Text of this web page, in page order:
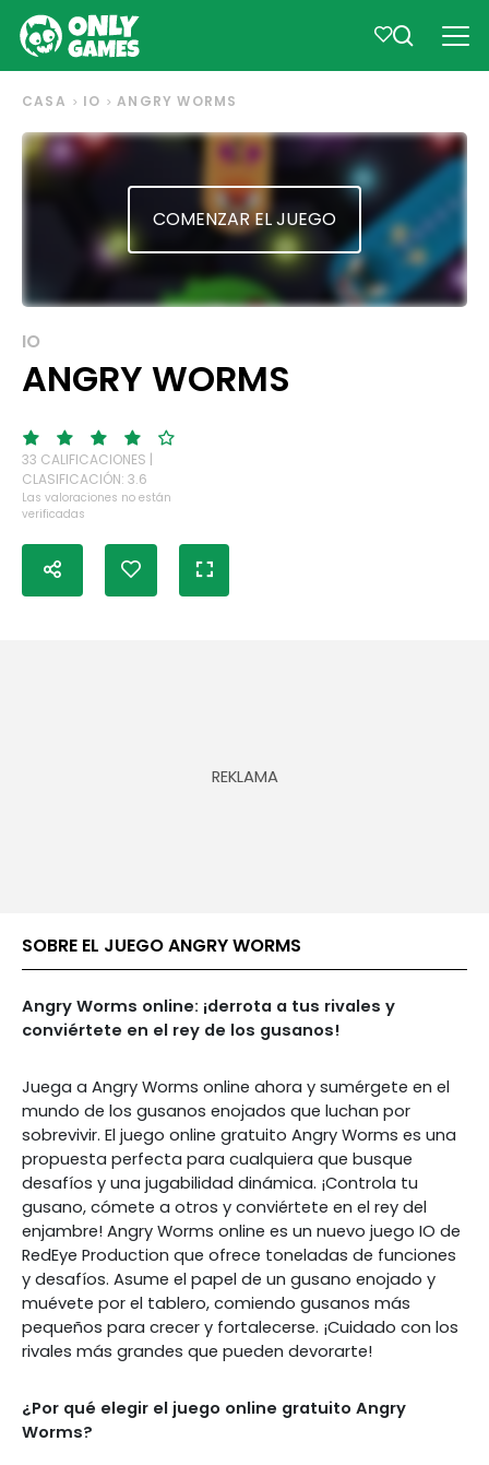
CASA IO ANGRY WORMS
COMENZAR EL JUEGO
IO
ANGRY WORMS
33 CALIFICACIONES |
CLASIFICACIÓN: 3.6
Las valoraciones no están
verificadas
SOBRE EL JUEGO ANGRY WORMS
Angry Worms online: ¡derrota a tus rivales y
conviértete en el rey de los gusanos!
Juega a Angry Worms online ahora y sumérgete en el
mundo de los gusanos enojados que luchan por
sobrevivir. El juego online gratuito Angry Worms es una
propuesta perfecta para cualquiera que busque
desafíos y una jugabilidad dinámica. ¡Controla tu
gusano, cómete a otros y conviértete en el rey del
enjambre! Angry Worms online es un nuevo juego IO de
RedEye Production que ofrece toneladas de funciones
y desafíos. Asume el papel de un gusano enojado y
muévete por el tablero, comiendo gusanos más
pequeños para crecer y fortalecerse. ¡Cuidado con los
rivales más grandes que pueden devorarte!
¿Por qué elegir el juego online gratuito Angry
Worms?